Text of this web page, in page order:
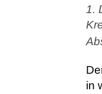
1.
in